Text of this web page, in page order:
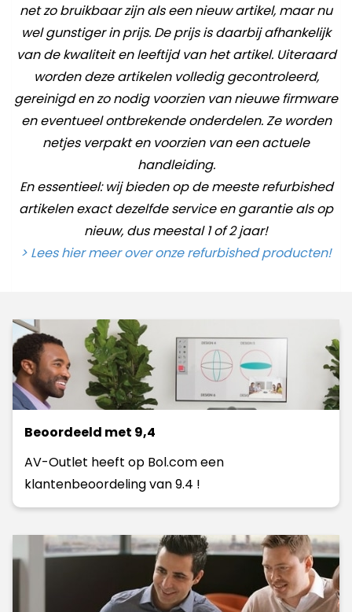
net zo bruikbaar zijn als een nieuw artikel, maar nu
wel gunstiger in prijs. De prijs is daarbij afhankelijk
van de kwaliteit en leeftijd van het artikel. Uiteraard
worden deze artikelen volledig gecontroleerd,
gereinigd en zo nodig voorzien van nieuwe firmware
en eventueel ontbrekende onderdelen. Ze worden
netjes verpakt en voorzien van een actuele
handleiding.
En essentieel: wij bieden op de meeste refurbished
artikelen exact dezelfde service en garantie als op
nieuw, dus meestal 1 of 2 jaar!
> Lees hier meer over onze refurbished producten!
Beoordeeld met 9,4
AV-Outlet heeft op Bol.com een
klantenbeoordeling van 9.4 !